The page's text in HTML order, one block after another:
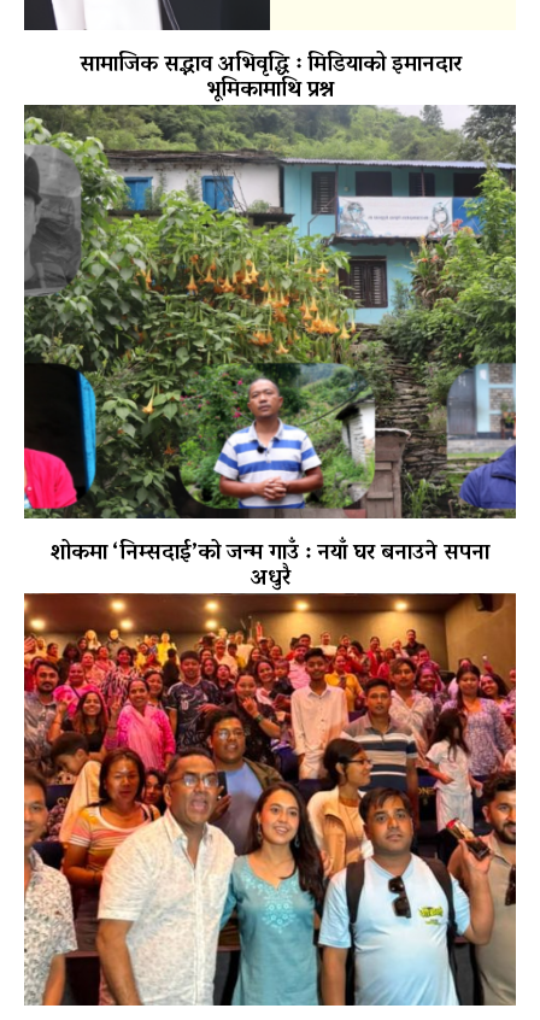
सामाजिक सद्भाव अभिवृद्धि ः मिडियाको इमानदार
भूमिकामाथि प्रश्न
शोकमा ‘निम्सदाई’को जन्म गाउँ : नयाँ घर बनाउने सपना
अधुरै